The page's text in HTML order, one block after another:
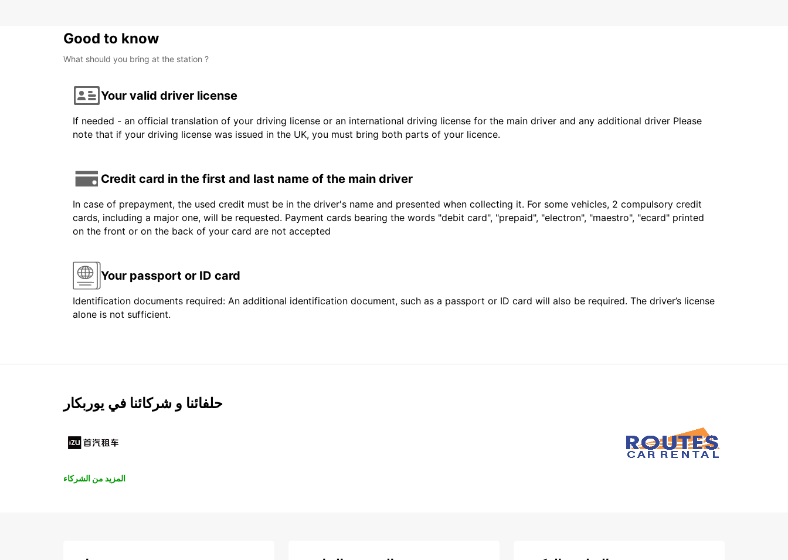
Good to know
What should you bring at the station ?
Your valid driver license
If needed - an official translation of your driving license or an international driving license for the main driver and any additional driver Please
note that if your driving license was issued in the UK, you must bring both parts of your licence.
Credit card in the first and last name of the main driver
In case of prepayment, the used credit must be in the driver's name and presented when collecting it. For some vehicles, 2 compulsory credit
cards, including a major one, will be requested. Payment cards bearing the words "debit card", "prepaid", "electron", "maestro", "ecard" printed
on the front or on the back of your card are not accepted
Your passport or ID card
Identification documents required: An additional identification document, such as a passport or ID card will also be required. The driver’s license
alone is not sufficient.
حلفائنا و شركائنا في يوربكار
المزيد من الشركاء